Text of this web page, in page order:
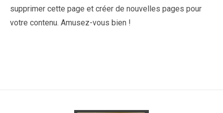
supprimer cette page et créer de nouvelles pages pour
votre contenu. Amusez-vous bien !